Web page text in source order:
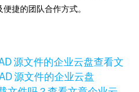
捷的团队合作方式。
查看文
源文件的企业云盘